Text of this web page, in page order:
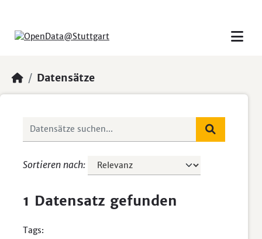
Datensätze
Sortieren nach
1 Datensatz gefunden
Tags: